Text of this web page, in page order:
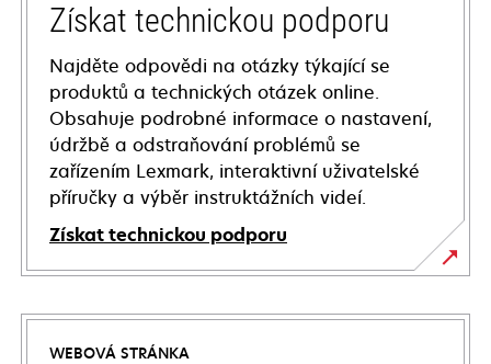
Získat technickou podporu
Najděte odpovědi na otázky týkající se
produktů a technických otázek online.
Obsahuje podrobné informace o nastavení,
údržbě a odstraňování problémů se
zařízením Lexmark, interaktivní uživatelské
příručky a výběr instruktážních videí.
Získat technickou podporu
opens
in
WEBOVÁ STRÁNKA